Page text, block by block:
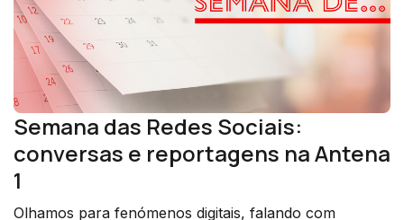
Semana das Redes Sociais:
conversas e reportagens na Antena
1
Olhamos para fenómenos digitais, falando com